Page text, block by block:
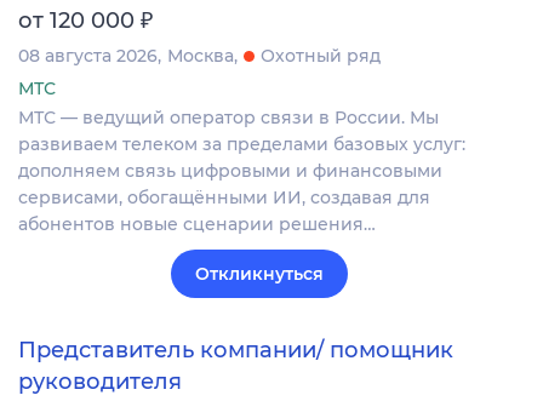
от 120 000 ₽
08 августа 2026 Москва
Охотный ряд
МТС
МТС — ведущий оператор связи в России. Мы
развиваем телеком за пределами базовых услуг:
дополняем связь цифровыми и финансовыми
сервисами, обогащёнными ИИ, создавая для
абонентов новые сценарии решения…
Откликнуться
Представитель компании/ помощник
руководителя